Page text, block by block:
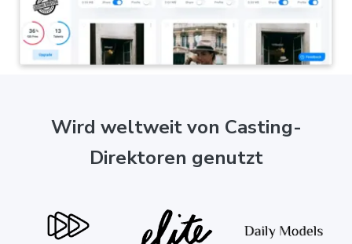
Wird weltweit von Casting-
Direktoren genutzt